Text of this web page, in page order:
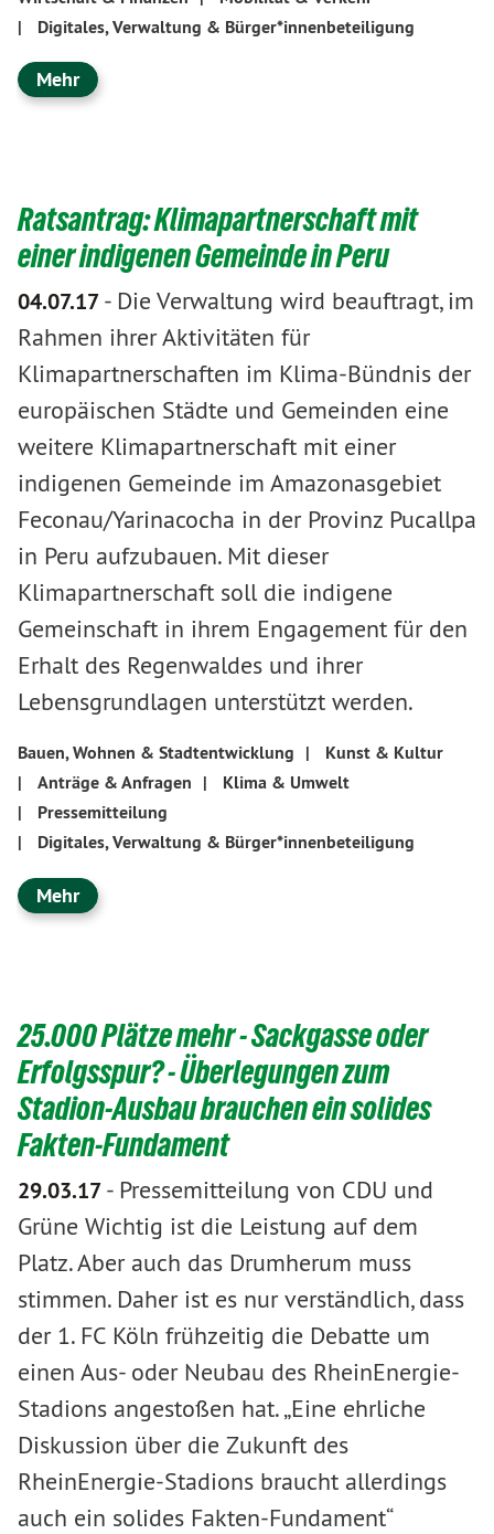
|
Digitales, Verwaltung & Bürger*innenbeteiligung
Mehr
Ratsantrag: Klimapartnerschaft mit
einer indigenen Gemeinde in Peru
04.07.17- Die Verwaltung wird beauftragt, im
Rahmen ihrer Aktivitäten für
Klimapartnerschaften im Klima-Bündnis der
europäischen Städte und Gemeinden eine
weitere Klimapartnerschaft mit einer
indigenen Gemeinde im Amazonasgebiet
Feconau/Yarinacocha in der Provinz Pucallpa
in Peru aufzubauen. Mit dieser
Klimapartnerschaft soll die indigene
Gemeinschaft in ihrem Engagement für den
Erhalt des Regenwaldes und ihrer
Lebensgrundlagen unterstützt werden.
Bauen, Wohnen & Stadtentwicklung |
Kunst & Kultur
|
Anträge & Anfragen |
Klima & Umwelt
|
Pressemitteilung
|
Digitales, Verwaltung & Bürger*innenbeteiligung
Mehr
25.000 Plätze mehr - Sackgasse oder
Erfolgsspur? - Überlegungen zum
Stadion-Ausbau brauchen ein solides
Fakten-Fundament
29.03.17- Pressemitteilung von CDU und
Grüne Wichtig ist die Leistung auf dem
Platz. Aber auch das Drumherum muss
stimmen. Daher ist es nur verständlich, dass
der 1. FC Köln frühzeitig die Debatte um
einen Aus- oder Neubau des RheinEnergie-
Stadions angestoßen hat. „Eine ehrliche
Diskussion über die Zukunft des
RheinEnergie-Stadions braucht allerdings
auch ein solides Fakten-Fundament“